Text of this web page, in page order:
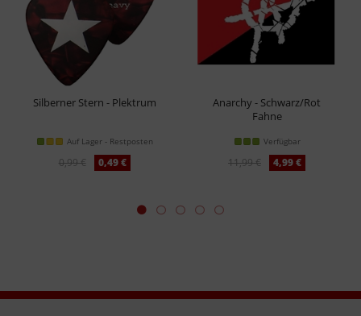
Silberner Stern - Plektrum
Auf Lager - Restposten
0,99 € 0,49 €
Anarchy - Schwarz/Rot
Fahne
Verfügbar
11,99 € 4,99 €